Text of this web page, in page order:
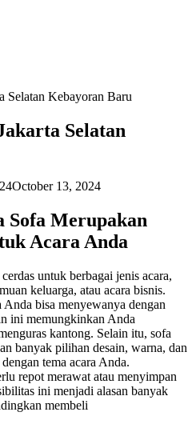
Selatan Kebayoran Baru
Selatan
October 13, 2024
Sofa Merupakan
Acara Anda
untuk berbagai jenis acara,
keluarga, atau acara bisnis.
bisa menyewanya dengan
ini memungkinkan Anda
kantong. Selain itu, sofa
banyak pilihan desain, warna, dan
tema acara Anda.
repot merawat atau menyimpan
ini menjadi alasan banyak
membeli